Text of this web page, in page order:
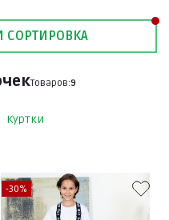
Товаров:9
Куртки
-30%